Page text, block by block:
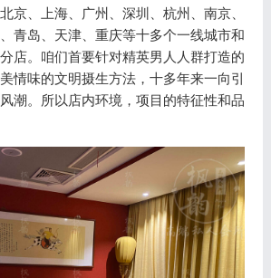
京、上海、广州、深圳、杭州、南京、
青岛、天津、重庆等十多个一线城市和
店。咱们首要针对精英男人人群打造的
味的文明摄生方法，十多年来一向引
潮。所以店内环境，项目的特征性和品